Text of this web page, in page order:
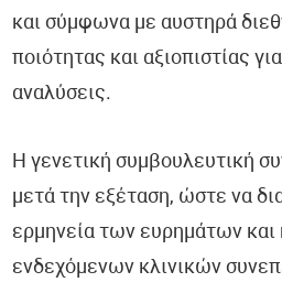
και σύμφωνα με αυστηρά
ποιότητας και αξιοπιστίας
αναλύσεις.
Η γενετική συμβουλευτική
μετά την εξέταση, ώστε να
ερμηνεία των ευρημάτων
ενδεχόμενων κλινικών